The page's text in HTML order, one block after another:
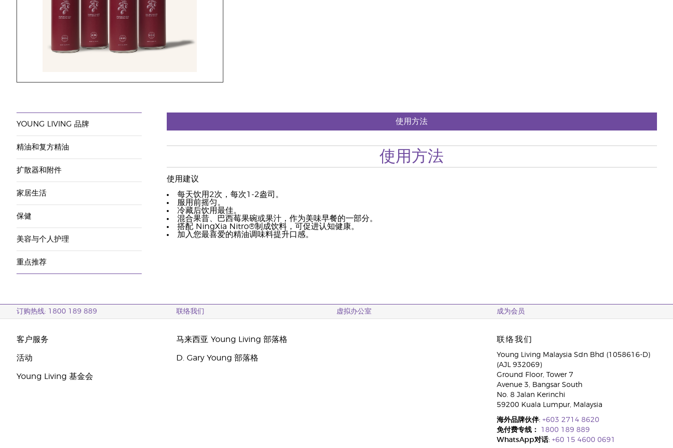
YOUNG LIVING 品牌
精油和复方精油
扩散器和附件
家居生活
保健
美容与个人护理
重点推荐
使用方法
使用方法
使用建议
每天饮用2次，每次1-2盎司。
服用前摇匀。
冷藏后饮用最佳。
混合果昔、巴西莓果碗或果汁，作为美味早餐的一部分。
搭配 NingXia Nitro®制成饮料，可促进认知健康。
加入您最喜爱的精油调味料提升口感。
订购热线: 1800 189 889 联络我们 虚拟办公室 成为会员
客户服务
活动
Young Living 基金会
马来西亚 Young Living 部落格
D. Gary Young 部落格
联络我们
Young Living Malaysia Sdn Bhd (1058616-D)
(AJL 932069)
Ground Floor, Tower 7
Avenue 3, Bangsar South
No. 8 Jalan Kerinchi
59200 Kuala Lumpur, Malaysia
海外品牌伙伴: +603 2714 8620
免付费专线：
1800 189 889
WhatsApp对话: +60 15 4600 0691